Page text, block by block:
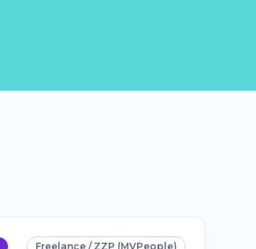
Freelance / ZZP (MVPeople)